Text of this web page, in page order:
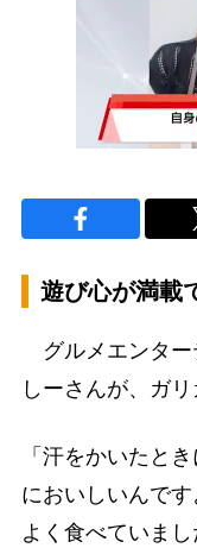
遊び心が満載
グルメエンター
しーさんが、ガ
「汗をかいたと
においしいんで
よく食べていま